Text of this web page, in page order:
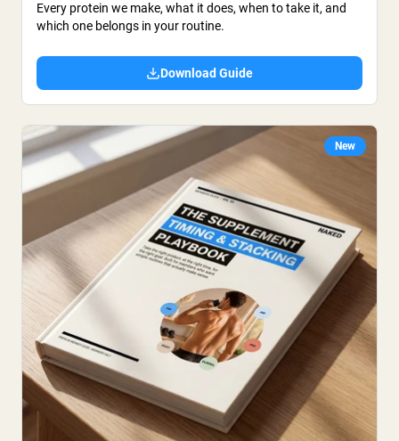
Every protein we make, what it does, when to take it, and
which one belongs in your routine.
Download Guide
New
Shipping Country: Language:
Acheter Maintenant